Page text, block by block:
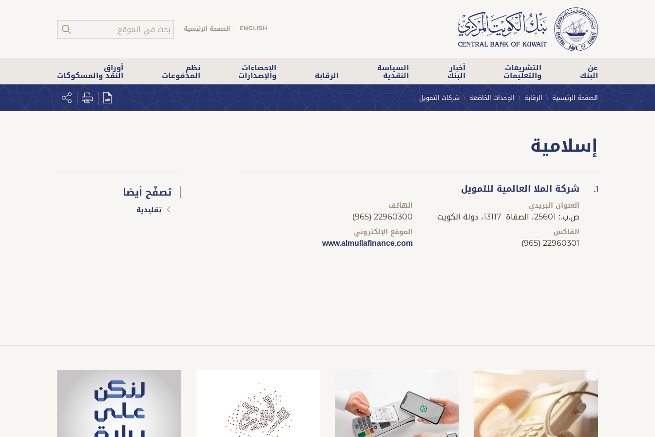
الصفحة الرئيسية
عن
البنك
التشريعات
والتعليمات
أخبار
البنك
السياسة
النقدية الرقابة
الإحصاءات
والإصدارات
نظم
المدفوعات
أوراق
النقد والمسكوكات
الصفحة الرئيسية الرقابة الوحدات الخاضعة شركات التمويل
إسلامية
1. شركة الملا العالمية للتمويل
العنوان البريدي
ص.ب.: 25601، الصفاة 13117، دولة الكويت
الهاتف
(965) 22960300
الفاكس
(965) 22960301
الموقع الإلكتروني
www.almullafinance.com
تصفّح أيضا
تقليدية